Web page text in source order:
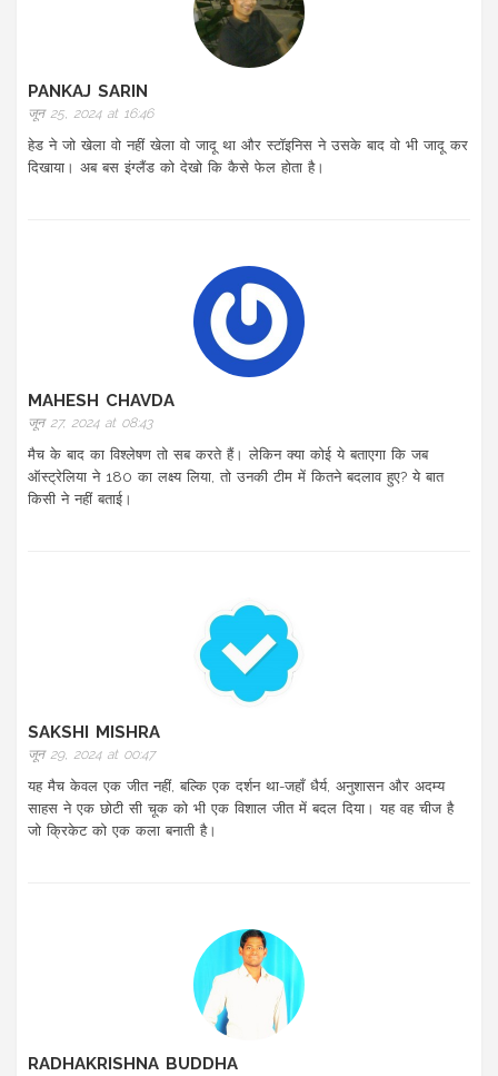
PANKAJ SARIN
जून 25, 2024 at 16:46
हेड ने जो खेला वो नहीं खेला वो जादू था और स्टॉइनिस ने उसके बाद वो भी जादू कर
दिखाया। अब बस इंग्लैंड को देखो कि कैसे फेल होता है।
MAHESH CHAVDA
जून 27, 2024 at 08:43
मैच के बाद का विश्लेषण तो सब करते हैं। लेकिन क्या कोई ये बताएगा कि जब
ऑस्ट्रेलिया ने 180 का लक्ष्य लिया, तो उनकी टीम में कितने बदलाव हुए? ये बात
किसी ने नहीं बताई।
SAKSHI MISHRA
जून 29, 2024 at 00:47
यह मैच केवल एक जीत नहीं, बल्कि एक दर्शन था-जहाँ धैर्य, अनुशासन और अदम्य
साहस ने एक छोटी सी चूक को भी एक विशाल जीत में बदल दिया। यह वह चीज है
जो क्रिकेट को एक कला बनाती है।
RADHAKRISHNA BUDDHA